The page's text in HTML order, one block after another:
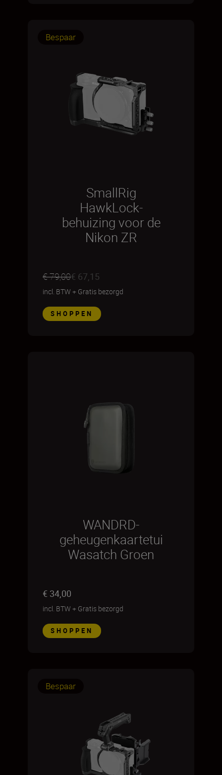
Bespaar
SmallRig
HawkLock-
behuizing voor de
Nikon ZR
€ 79,00€ 67,15
incl. BTW + Gratis bezorgd
SHOPPEN
WANDRD-
geheugenkaartetui
Wasatch Groen
€ 34,00
incl. BTW + Gratis bezorgd
SHOPPEN
Bespaar